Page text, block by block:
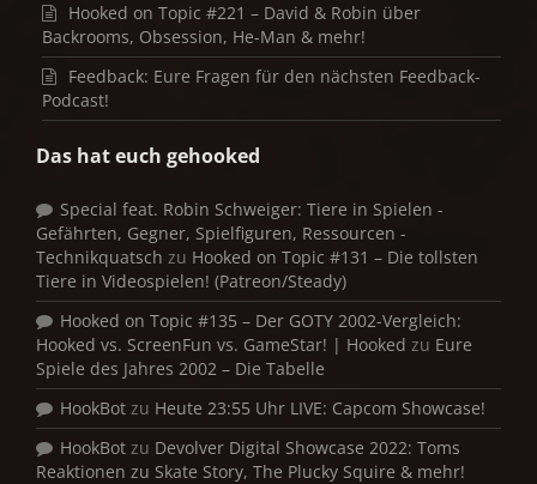
Hooked on Topic #221 – David & Robin über
Backrooms, Obsession, He-Man & mehr!
Feedback: Eure Fragen für den nächsten Feedback-
Podcast!
Das hat euch gehooked
Special feat. Robin Schweiger: Tiere in Spielen -
Gefährten, Gegner, Spielfiguren, Ressourcen -
Technikquatsch zu Hooked on Topic #131 – Die tollsten
Tiere in Videospielen! (Patreon/Steady)
Hooked on Topic #135 – Der GOTY 2002-Vergleich:
Hooked vs. ScreenFun vs. GameStar! | Hooked zu Eure
Spiele des Jahres 2002 – Die Tabelle
HookBot zu Heute 23:55 Uhr LIVE: Capcom Showcase!
HookBot zu Devolver Digital Showcase 2022: Toms
Reaktionen zu Skate Story, The Plucky Squire & mehr!